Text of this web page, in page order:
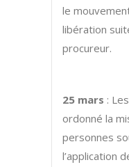
le
libération
procureur.
25 mars :
ordonné la
personnes
l’application